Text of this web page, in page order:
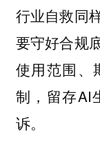
行业自救同
要守好合规
使用范围、
制，留存AI
诉。